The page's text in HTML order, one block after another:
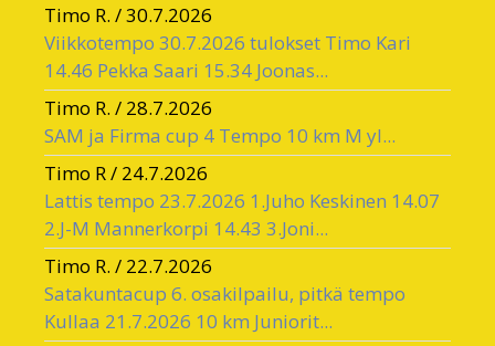
Timo R. /30.7.2026
Viikkotempo 30.7.2026 tulokset Timo Kari
14.46 Pekka Saari 15.34 Joonas...
Timo R. / 28.7.2026
SAM ja Firma cup 4 Tempo 10 km M yl...
Timo R/ 24.7.2026
Lattis tempo 23.7.2026 1.Juho Keskinen 14.07
2.J-M Mannerkorpi 14.43 3.Joni...
Timo R. / 22.7.2026
Satakuntacup 6. osakilpailu, pitkä tempo
Kullaa 21.7.2026 10 km Juniorit...